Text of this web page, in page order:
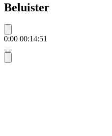
Beluister
0:00 00:14:51